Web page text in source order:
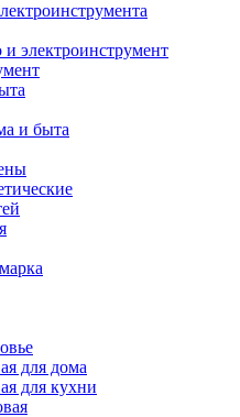
электроинструмент
и быта
для дома
для кухни